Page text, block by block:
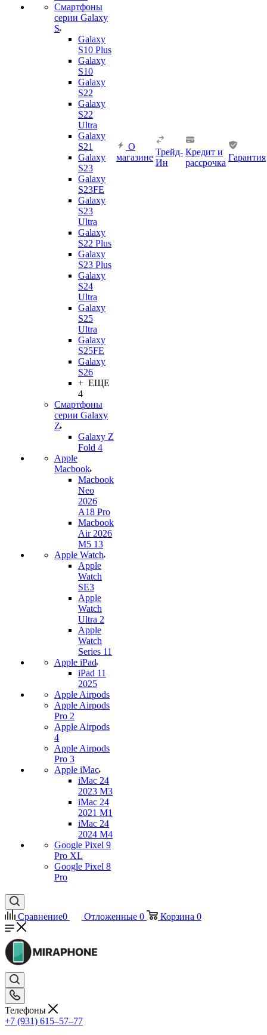
Смартфоны
серии Galaxy
S
Galaxy
S10 Plus
Galaxy
S10
Galaxy
S22
Galaxy
S22
Ultra
Galaxy
S21
Galaxy
S23
Galaxy
S23FE
Galaxy
S23
Ultra
Galaxy
S22 Plus
Galaxy
S23 Plus
Galaxy
S24
Ultra
Galaxy
S25
Ultra
Galaxy
S25FE
Galaxy
S26
+ ЕЩЕ
4
Смартфоны
серии Galaxy
Z
Galaxy Z
Fold 4
Apple
Macbook
Macbook
Neo
2026
A18 Pro
Macbook
Air 2026
M5 13
Apple Watch
Apple
Watch
SE3
Apple
Watch
Ultra 2
Apple
Watch
Series 11
Apple iPad
iPad 11
2025
Apple Airpods
Apple Airpods
Pro 2
Apple Airpods
4
Apple Airpods
Pro 3
Apple iMac
iMac 24
2023 M3
iMac 24
2021 M1
iMac 24
2024 M4
Google Pixel 9
Pro XL
Google Pixel 8
Pro
О
магазине
Трейд-
Ин
Кредит и
рассрочка
Гарантия
Сравнение0 Отложенные 0 Корзина 0
Телефоны
+7 (931) 615‒57‒77